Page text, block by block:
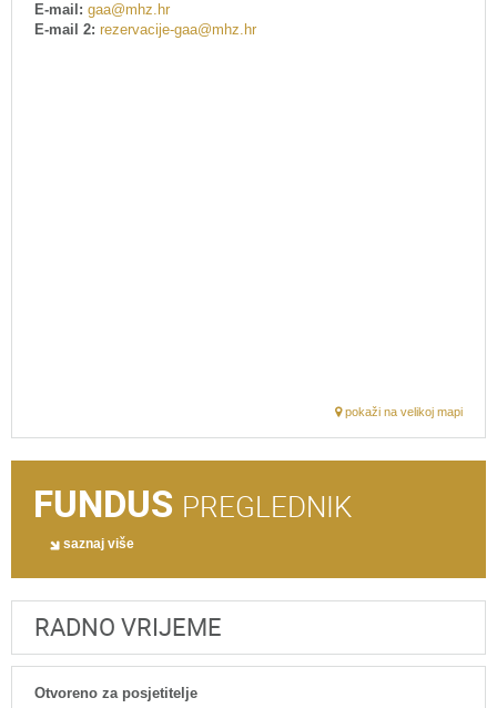
E-mail: gaa@mhz.hr
E-mail 2: rezervacije-gaa@mhz.hr
pokaži na velikoj mapi
FUNDUS PREGLEDNIK
saznaj više
RADNO VRIJEME
Otvoreno za posjetitelje